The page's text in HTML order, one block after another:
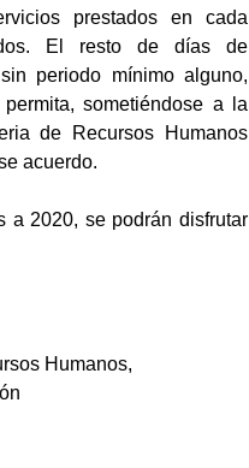
prestados en cada
El resto de días de
periodo mínimo alguno,
sometiéndose a la
de Recursos Humanos
acuerdo.
a 2020, se podrán disfrutar
Humanos,